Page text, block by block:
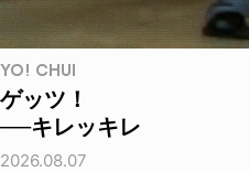
YO! CHUI
ゲッツ！
──キレッキレ
2026.08.07